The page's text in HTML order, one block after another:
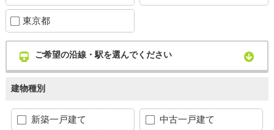
東京都
ご希望の沿線・駅を選んでください
建物種別
新築一戸建て 中古一戸建て